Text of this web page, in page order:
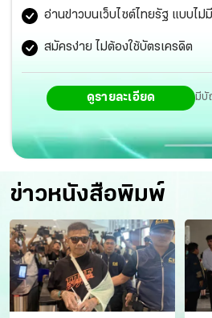
อ่านข่าวบนเว็บไซต์ไทยรัฐ แบบไ
สมัครง่าย ไม่ต้องใช้บัตรเครดิต
ดูรายละเอียด มีบั
ข่าวหนังสือพิมพ์